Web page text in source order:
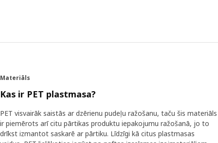
Izstrādes komanda intervēja bērnu grupas, kas iepriekš
kā viņi izmanto zīmēšanas un gleznošanas piederumus.
Piemēram, četrgadnieks zīmēšanas procesa vidū ne
flomāsteri bez korķīšiem neizkaltīs līdz pat trim dienām.”
Lai panāktu augstu kvalitāti par labu cenu, izstrādes
process netika steidzināts. “Ļoti svarīgi ir tas, ko bērni dara
Materiāls
Kas ir PET plastmasa?
PET visvairāk saistās ar dzērienu pudeļu ražošanu, taču šis materiāls
ir piemērots arī citu pārtikas produktu iepakojumu ražošanā, jo to
drīkst izmantot saskarē ar pārtiku. Līdzīgi kā citus plastmasas